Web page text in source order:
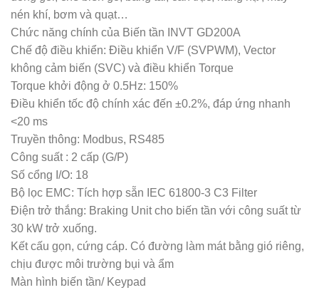
nén khí, bơm và quạt…
Chức năng chính của Biến tần INVT GD200A
Chế độ điều khiển: Điều khiển V/F (SVPWM), Vector
không cảm biến (SVC) và điều khiển Torque
Torque khởi động ở 0.5Hz: 150%
Điều khiển tốc độ chính xác đến ±0.2%, đáp ứng nhanh
<20 ms
Truyền thông: Modbus, RS485
Công suất : 2 cấp (G/P)
Số cổng I/O: 18
Bộ lọc EMC: Tích hợp sẵn IEC 61800-3 C3 Filter
Điện trở thắng: Braking Unit cho biến tần với công suất từ
30 kW trở xuống.
Kết cấu gọn, cứng cáp. Có đường làm mát bằng gió riêng,
chịu được môi trường bụi và ẩm
Màn hình biến tần/ Keypad